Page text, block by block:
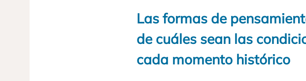
Las formas de
de cuáles sean las
cada momento histórico